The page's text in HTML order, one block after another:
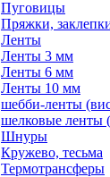
Пуговицы
Пряжки,
Ленты
Ленты 3 мм
Ленты 6 мм
Ленты 10 мм
шебби-ленты
шелковые ленты
Шнуры
Кружево, тесьма
Термотрансферы